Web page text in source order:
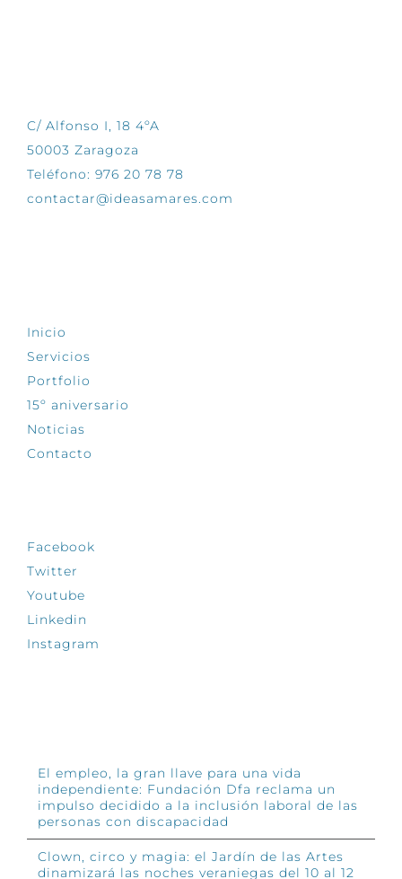
C/ Alfonso I, 18 4ºA
50003 Zaragoza
Teléfono: 976 20 78 78
contactar@ideasamares.com
Inicio
Servicios
Portfolio
15º aniversario
Noticias
Contacto
Facebook
Twitter
Youtube
Linkedin
Instagram
El empleo, la gran llave para una vida
independiente: Fundación Dfa reclama un
impulso decidido a la inclusión laboral de las
personas con discapacidad
Clown, circo y magia: el Jardín de las Artes
dinamizará las noches veraniegas del 10 al 12